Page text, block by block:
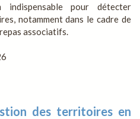
pour détecter
notamment dans le cadre de
associatifs.
des territoires en